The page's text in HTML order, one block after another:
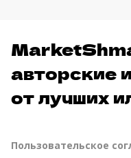
авторские
от лучших
Пользовательское